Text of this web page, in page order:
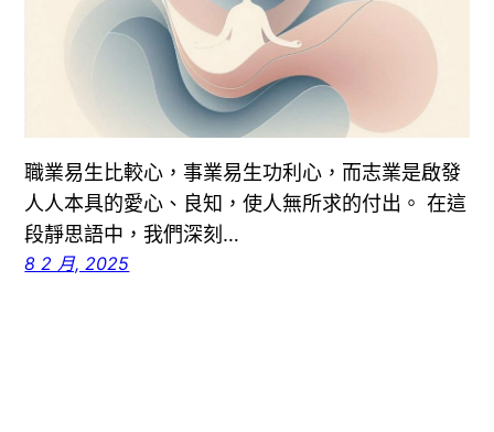
職業易生比較心，事業易生功利心，而志業是啟發
人人本具的愛心、良知，使人無所求的付出。 在這
段靜思語中，我們深刻…
8 2 月, 2025